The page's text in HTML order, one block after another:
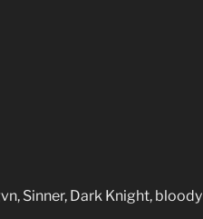
Sinner, Dark Knight, bloody